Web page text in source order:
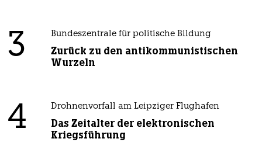
3 Bundeszentrale für politische Bildung
Zurück zu den antikommunistischen
Wurzeln
4 Drohnenvorfall am Leipziger Flughafen
Das Zeitalter der elektronischen
Kriegsführung